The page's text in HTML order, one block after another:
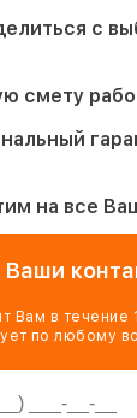
с
смету
на все
Ваши
Вам в течение
по любому